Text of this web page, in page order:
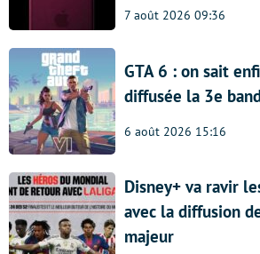
7 août 2026 09:36
GTA 6 : on sait
diffusée la 3e
6 août 2026 15:16
Disney+ va ravir
avec la diffusion
majeur